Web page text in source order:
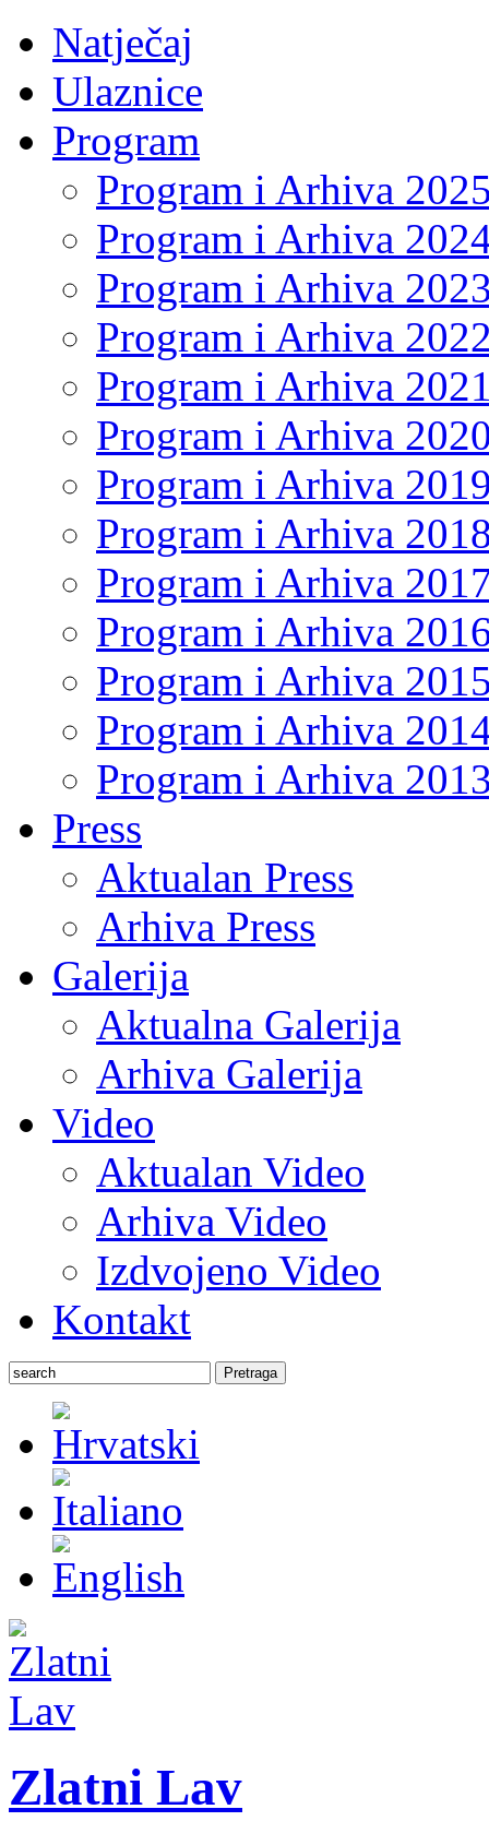
Natječaj
Ulaznice
Program
Program i Arhiva
Program i Arhiva
Program i Arhiva
Program i Arhiva
Program i Arhiva
Program i Arhiva
Program i Arhiva
Program i Arhiva
Program i Arhiva
Program i Arhiva
Program i Arhiva
Program i Arhiva
Program i Arhiva
Press
Aktualan Press
Arhiva Press
Galerija
Aktualna Galerija
Arhiva Galerija
Video
Aktualan Video
Arhiva Video
Izdvojeno Video
Kontakt
Pretraga
Zlatni Lav